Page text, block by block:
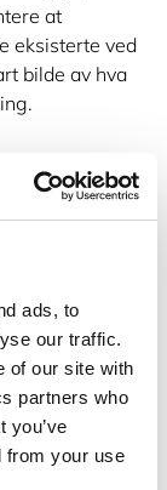
ads, to
our traffic.
of our site with
partners who
you’ve
from your use
at
eksisterte ved
bilde av hva
begge parter i
boligens
en
alle rom
som
og i skap.